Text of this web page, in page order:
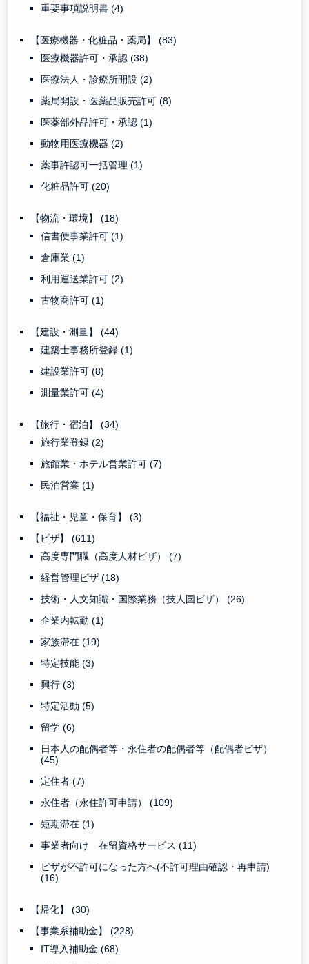
重要事項説明書(4)
【医療機器・化粧品・薬局】(83)
医療機器許可・承認(38)
医療法人・診療所開設(2)
薬局開設・医薬品販売許可(8)
医薬部外品許可・承認(1)
動物用医療機器(2)
薬事許認可一括管理(1)
化粧品許可(20)
【物流・環境】(18)
信書便事業許可(1)
倉庫業(1)
利用運送業許可(2)
古物商許可(1)
【建設・測量】(44)
建築士事務所登録(1)
建設業許可(8)
測量業許可(4)
【旅行・宿泊】(34)
旅行業登録(2)
旅館業・ホテル営業許可(7)
民泊営業(1)
【福祉・児童・保育】(3)
【ビザ】(611)
高度専門職（高度人材ビザ）(7)
経営管理ビザ(18)
技術・人文知識・国際業務（技人国ビザ）(26)
企業内転勤(1)
家族滞在(19)
特定技能(3)
興行(3)
特定活動(5)
留学(6)
日本人の配偶者等・永住者の配偶者等（配偶者ビザ）
(45)
定住者(7)
永住者（永住許可申請）(109)
短期滞在(1)
事業者向け 在留資格サービス(11)
ビザが不許可になった方へ(不許可理由確認・再申請)
(16)
【帰化】(30)
【事業系補助金】(228)
IT導入補助金(68)